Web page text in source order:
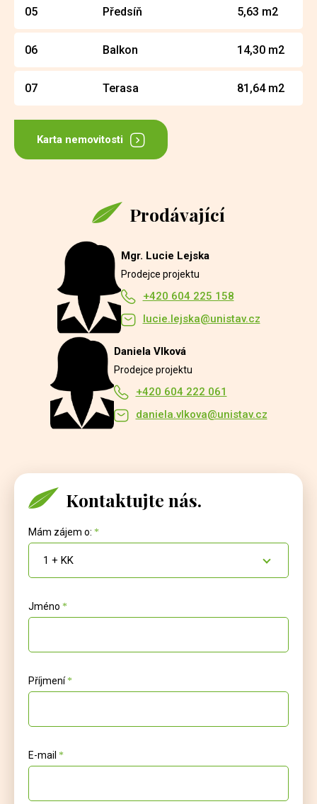
05 Předsíň 5,63 m2
06 Balkon 14,30 m2
07 Terasa 81,64 m2
Karta nemovitosti
Prodávající
Mgr. Lucie Lejska
Prodejce projektu
+420 604 225 158
lucie.lejska@unistav.cz
Daniela Vlková
Prodejce projektu
+420 604 222 061
daniela.vlkova@unistav.cz
Kontaktujte nás.
Mám zájem o:
1 + KK
Jméno
Příjmení
E-mail